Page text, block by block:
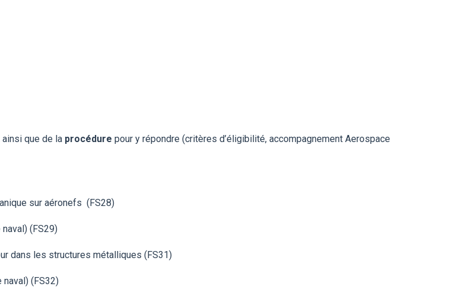
ainsi que de la procédure pour y répondre (critères d’éligibilité, accompagnement Aerospace
sur aéronefs (FS28)
(FS29)
dans les structures métalliques (FS31)
(FS32)